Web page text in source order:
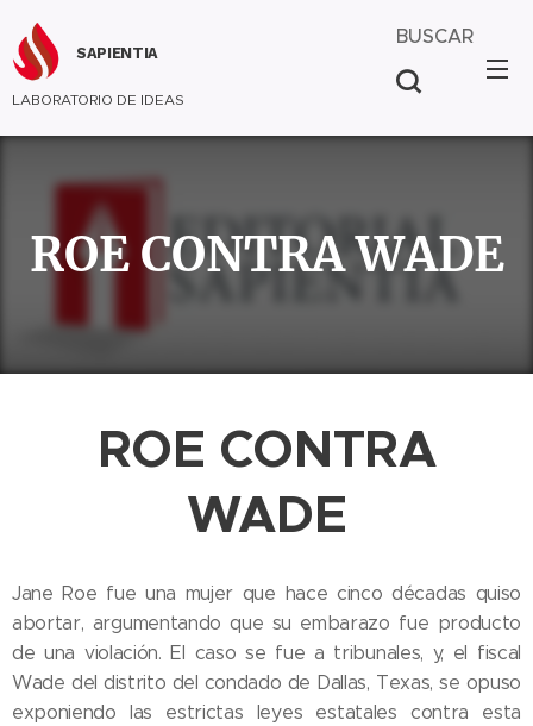
SAPIENTIA
LABORATORIO DE IDEAS
BUSCAR
ROE CONTRA WADE
ROE CONTRA
WADE
Jane Roe fue una mujer que hace cinco décadas quiso
abortar, argumentando que su embarazo fue producto
de una violación. El caso se fue a tribunales, y, el fiscal
Wade del distrito del condado de Dallas, Texas, se opuso
exponiendo las estrictas leyes estatales contra esta